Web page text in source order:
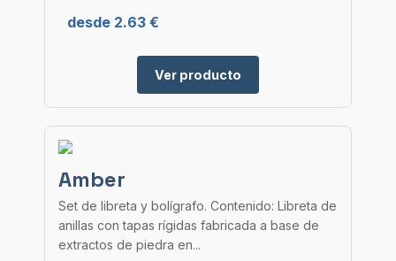
desde 2.63 €
Ver producto
Amber
Set de libreta y bolígrafo. Contenido: Libreta de
anillas con tapas rígidas fabricada a base de
extractos de piedra en...